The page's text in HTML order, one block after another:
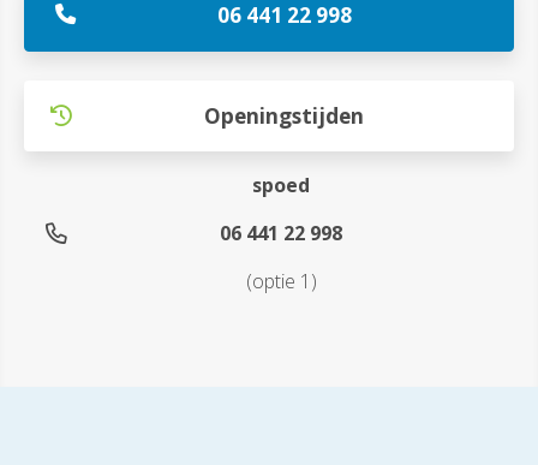
06 441 22 998
Openingstijden
spoed
06 441 22 998
(optie 1)